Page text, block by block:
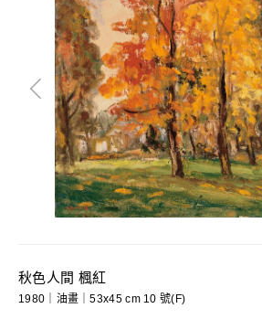
秋色人間 楓紅
1980｜油畫｜53x45 cm 10 號(F)